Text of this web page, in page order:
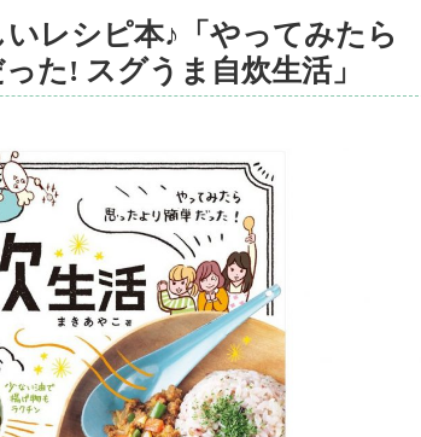
レシピ本♪「やってみたら
た! スグうま自炊生活」